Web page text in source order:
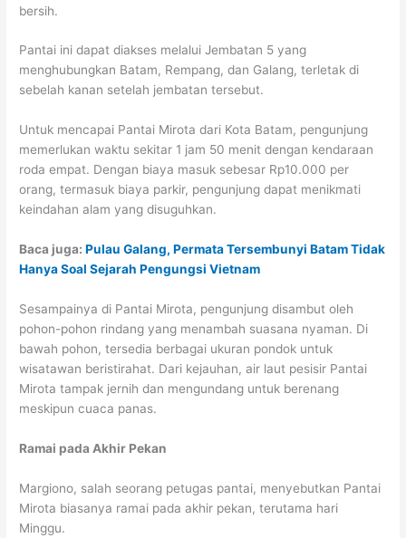
bersih.
Pantai ini dapat diakses melalui Jembatan 5 yang
menghubungkan Batam, Rempang, dan Galang, terletak di
sebelah kanan setelah jembatan tersebut.
Untuk mencapai Pantai Mirota dari Kota Batam, pengunjung
memerlukan waktu sekitar 1 jam 50 menit dengan kendaraan
roda empat. Dengan biaya masuk sebesar Rp10.000 per
orang, termasuk biaya parkir, pengunjung dapat menikmati
keindahan alam yang disuguhkan.
Baca juga:Pulau Galang, Permata Tersembunyi Batam Tidak
Hanya Soal Sejarah Pengungsi Vietnam
Sesampainya di Pantai Mirota, pengunjung disambut oleh
pohon-pohon rindang yang menambah suasana nyaman. Di
bawah pohon, tersedia berbagai ukuran pondok untuk
wisatawan beristirahat. Dari kejauhan, air laut pesisir Pantai
Mirota tampak jernih dan mengundang untuk berenang
meskipun cuaca panas.
Ramai pada Akhir Pekan
Margiono, salah seorang petugas pantai, menyebutkan Pantai
Mirota biasanya ramai pada akhir pekan, terutama hari
Minggu.